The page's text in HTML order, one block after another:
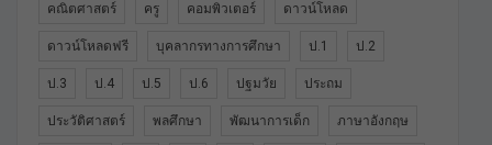
คณิตศาสตร์ ครู คอมพิวเตอร์ ดาวน์โหลด
ดาวน์โหลดฟรี บุคลากรทางการศึกษา ป.1 ป.2
ป.3 ป.4 ป.5 ป.6 ปฐมวัย ประถม
ประวัติศาสตร์ พลศึกษา พัฒนาการเด็ก ภาษาอังกฤษ